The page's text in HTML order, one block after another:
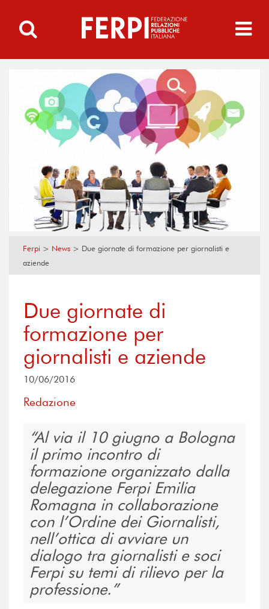
Ferpi > News > Due giornate di formazione per giornalisti e
aziende
Due giornate di
formazione per
giornalisti e aziende
10/06/2016
Redazione
Al via il 10 giugno a Bologna
il primo incontro di
formazione organizzato dalla
delegazione Ferpi Emilia
Romagna in collaborazione
con l’Ordine dei Giornalisti,
nell’ottica di avviare un
dialogo tra giornalisti e soci
Ferpi su temi di rilievo per la
professione.